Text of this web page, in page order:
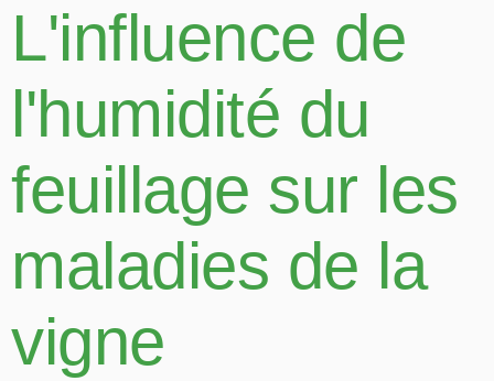
L'influence de
l'humidité du
feuillage sur les
maladies de la
vigne